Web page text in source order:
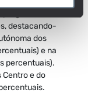
destacando-
dos
e na
percentuais).
Centro e do